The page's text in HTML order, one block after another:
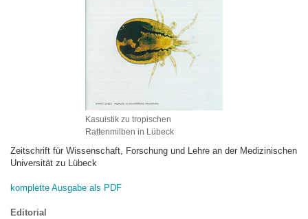
Kasuistik zu tropischen
Rattenmilben in Lübeck
Zeitschrift für Wissenschaft, Forschung und Lehre an der Medizinischen
Universität zu Lübeck
komplette Ausgabe als PDF
Editorial